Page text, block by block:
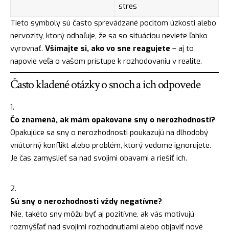
stres
Tieto symboly sú často sprevádzané pocitom úzkosti alebo
nervozity, ktorý odhaľuje, že sa so situáciou neviete ľahko
vyrovnať. Všímajte si, ako vo sne reagujete – aj to
napovie veľa o vašom prístupe k rozhodovaniu v realite.
Často kladené otázky o snoch a ich odpovede
Čo znamená, ak mám opakovane sny o nerozhodnosti?
Opakujúce sa sny o nerozhodnosti poukazujú na dlhodobý
vnútorný konflikt alebo problém, ktorý vedome ignorujete.
Je čas zamyslieť sa nad svojimi obavami a riešiť ich.
Sú sny o nerozhodnosti vždy negatívne?
Nie, takéto sny môžu byť aj pozitívne, ak vás motivujú
rozmýšľať nad svojimi rozhodnutiami alebo objaviť nové